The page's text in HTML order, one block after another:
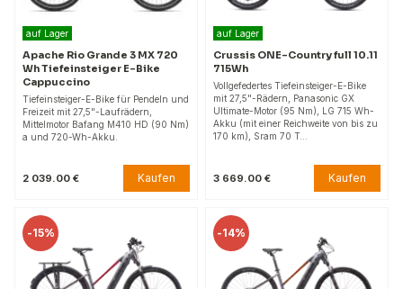
auf Lager
Apache Rio Grande 3 MX 720
Wh Tiefeinsteiger E-Bike
Cappuccino
Tiefeinsteiger-E-Bike für Pendeln und
Freizeit mit 27,5"-Laufrädern,
Mittelmotor Bafang M410 HD (90 Nm)
a und 720-Wh-Akku.
2 039.00 € Kaufen
auf Lager
Crussis ONE-Country full 10.11
715Wh
Vollgefedertes Tiefeinsteiger-E-Bike
mit 27,5"-Rädern, Panasonic GX
Ultimate-Motor (95 Nm), LG 715 Wh-
Akku (mit einer Reichweite von bis zu
170 km), Sram 70 T…
3 669.00 € Kaufen
-15% -14%